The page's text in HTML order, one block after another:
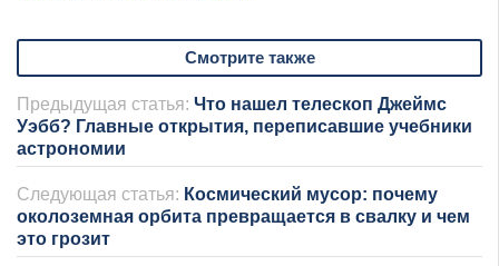
Смотрите также
Предыдущая статья: Что нашел телескоп Джеймс
Уэбб? Главные открытия, переписавшие учебники
астрономии
Следующая статья: Космический мусор: почему
околоземная орбита превращается в свалку и чем
это грозит